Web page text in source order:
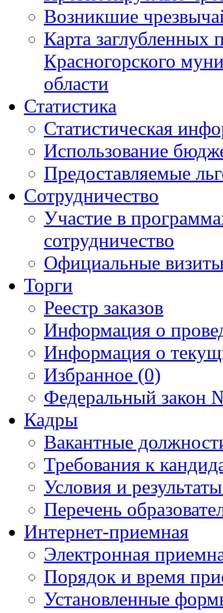
Возникшие
Карта
Красногорского
области
Статистика
Статистическая
Использование
Предоставляемые
Сотрудничество
Участие в
сотрудничество
Официальные
Торги
Реестр заказов
Информация о
Информация о
Избранное (0)
Федеральный закон
Кадры
Вакантные
Требования к
Условия и
Перечень
Интернет-приемная
Электронная
Порядок и время
Установленные